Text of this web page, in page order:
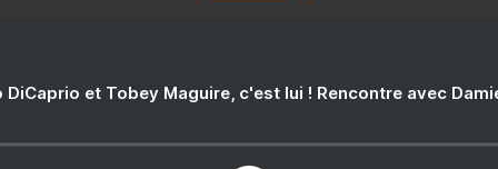
DiCaprio et Tobey Maguire, c'est lui ! Rencontre avec